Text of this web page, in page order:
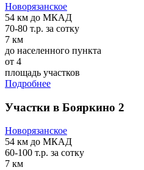
Новорязанское
54 км до МКАД
70-80 т.р. за сотку
7 км
до населенного пункта
от 4
площадь участков
Подробнее
Участки в Бояркино 2
Новорязанское
54 км до МКАД
60-100 т.р. за сотку
7 км